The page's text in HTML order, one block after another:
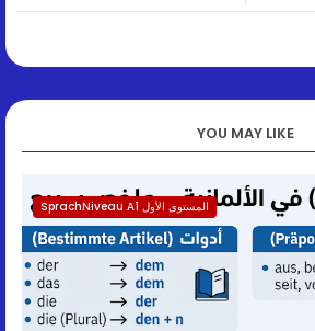
YOU MAY LIKE
المستوى الأول SprachNiveau A1